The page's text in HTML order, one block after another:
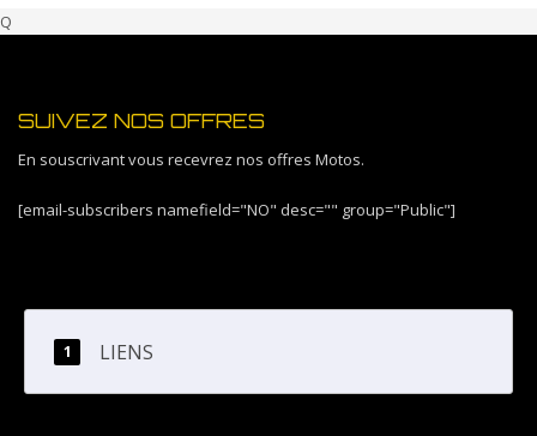
Q
SUIVEZ NOS OFFRES
En souscrivant vous recevrez nos offres Motos.
[email-subscribers namefield="NO" desc="" group="Public"]
LIENS